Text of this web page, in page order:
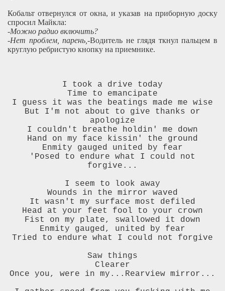
Кобальт отвернулся от окна, и указав на приборную доску
спросил Майкла:
-Можно радио включить?
-Нет проблем, парень,-Водитель не глядя ткнул пальцем в
круглую ребристую кнопку на приемнике.
I took a drive today
Time to emancipate
I guess it was the beatings made me wise
But I'm not about to give thanks or
apologize
I couldn't breathe holdin' me down
Hand on my face kissin' the ground
Enmity gauged united by fear
'Posed to endure what I could not
forgive...
I seem to look away
Wounds in the mirror waved
It wasn't my surface most defiled
Head at your feet fool to your crown
Fist on my plate, swallowed it down
Enmity gauged, united by fear
Tried to endure what I could not forgive
Saw things
Clearer
Once you, were in my...Rearview mirror...